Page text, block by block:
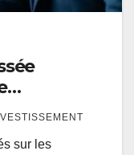
sur les